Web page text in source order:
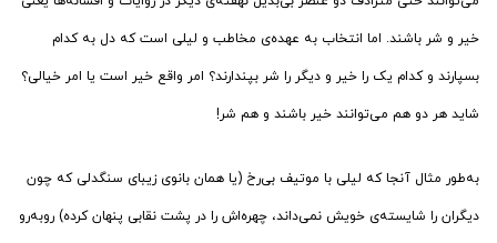
خیر و شر باشند. اما انتخاب به عهده‌ی مخاطب و لیلی است که دل به کدام
بسپارند و کدام یک را خیر و دیگر را شر بپندارند؟ امر واقع خیر است یا امر خیالی؟
شاید هر دو هم می‌توانند خیر باشند و هم شر!
به‌طور مثال آنجا که لیلی با موتیف بی‌رخ (یا همان بانوی زیبای سنگدلی که چون
دیگران را شایسته‌ی خویش نمی‌داند، چهره‌اش را در پشت نقابی پنهان کرده) روبه‌رو